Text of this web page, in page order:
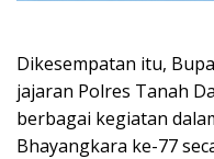
Dikesempatan itu,
jajaran Polres Tanah
berbagai kegiatan
Bhayangkara ke-77